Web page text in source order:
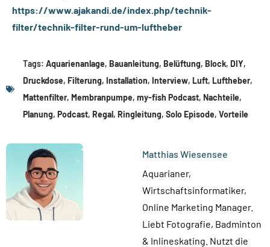
https://www.ajakandi.de/index.php/technik-
filter/technik-filter-rund-um-luftheber
Tags: Aquarienanlage, Bauanleitung, Belüftung, Block, DIY,
Druckdose, Filterung, Installation, Interview, Luft, Luftheber,
Mattenfilter, Membranpumpe, my-fish Podcast, Nachteile,
Planung, Podcast, Regal, Ringleitung, Solo Episode, Vorteile
Matthias Wiesensee
Aquarianer,
Wirtschaftsinformatiker,
Online Marketing Manager.
Liebt Fotografie, Badminton
& Inlineskating. Nutzt die